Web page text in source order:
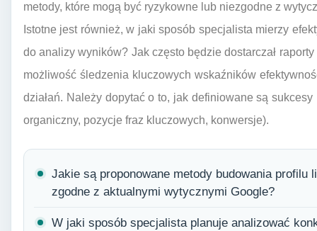
metody, które mogą być ryzykowne lub niezgodne z
Istotne jest również, w jaki sposób specjalista mierzy
do analizy wyników? Jak często będzie dostarczał
możliwość śledzenia kluczowych wskaźników
działań. Należy dopytać o to, jak definiowane są
organiczny, pozycje fraz kluczowych, konwersje).
Jakie są proponowane metody budowania profilu
zgodne z aktualnymi wytycznymi Google?
W jaki sposób specjalista planuje analizować